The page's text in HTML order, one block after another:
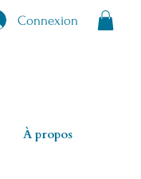
Connexion
À propos